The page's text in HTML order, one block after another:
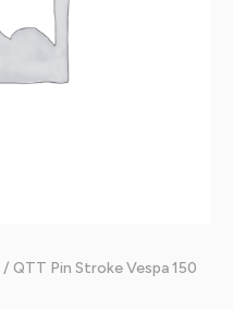
/ QTT Pin Stroke Vespa 150